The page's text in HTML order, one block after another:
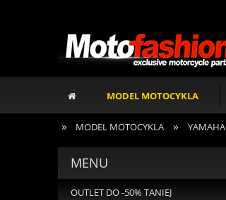
MODEL MOTOCYKLA
» MODEL MOTOCYKLA » YAMAHA
MENU
OUTLET DO -50% TANIEJ